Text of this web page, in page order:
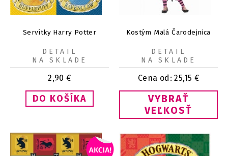
Servítky Harry Potter
2,90 €
DETAIL
NA SKLADE
Kostým Malá Čarodejnica
Cena od:25,15 €
VYBRAŤ
VEĽKOSŤ
DETAIL
NA SKLADE